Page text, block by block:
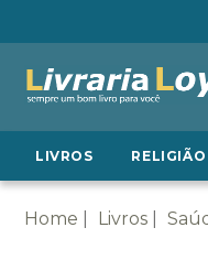
LIVROS
Home Livros